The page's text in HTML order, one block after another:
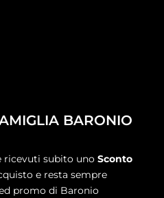
BARONIO
ricevuti subito uno Sconto
e resta sempre
promo di Baronio